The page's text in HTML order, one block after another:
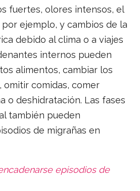
fuertes, olores intensos, el
por ejemplo, y cambios de la
debido al clima o a viajes
internos pueden
alimentos, cambiar los
omitir comidas, comer
o deshidratación. Las fases
también pueden
de migrañas en
episodios de